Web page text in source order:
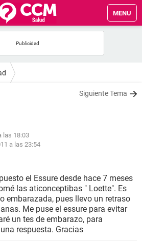
MENU
Siguiente Tema
las 18:03
a las 23:54
el Essure desde hace 7 meses
las aticonceptibas " Loette". Es
embarazada, pues llevo un retraso
Me puse el essure para evitar
un tes de embarazo, para
respuesta. Gracias